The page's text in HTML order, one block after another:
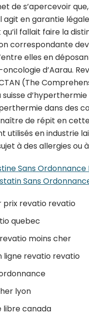
de s’apercevoir
agit en garantie
fallait faire la
correspondante
elles en
d’Aarau.
(The
suisse
dans des
de répit en
utilisés en industrie
à des allergies ou
Sans
Sans
revatio revatio
quebec
moins cher
ligne revatio revatio
lyon
libre canada